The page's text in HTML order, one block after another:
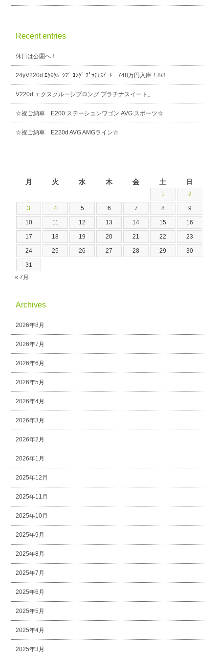
Recent entries
休日は公園へ！
24yV220d ｴｸｽｸﾙｰｼﾌﾞ ﾛﾝｸﾞ ﾌﾟﾗﾁﾅｽｲｰﾄ 748万円入庫！8/3
V220d エクスクルーシブロング プラチナスイート。
☆祝ご納車 E200 ステーションワゴン AVG スポーツ☆
☆祝ご納車 E220d AVG AMGライン☆
月 火 水 木 金 土 日
1 2
3 4 5 6 7 8 9
10 11 12 13 14 15 16
17 18 19 20 21 22 23
24 25 26 27 28 29 30
31
« 7月
Archives
2026年8月
2026年7月
2026年6月
2026年5月
2026年4月
2026年3月
2026年2月
2026年1月
2025年12月
2025年11月
2025年10月
2025年9月
2025年8月
2025年7月
2025年6月
2025年5月
2025年4月
2025年3月